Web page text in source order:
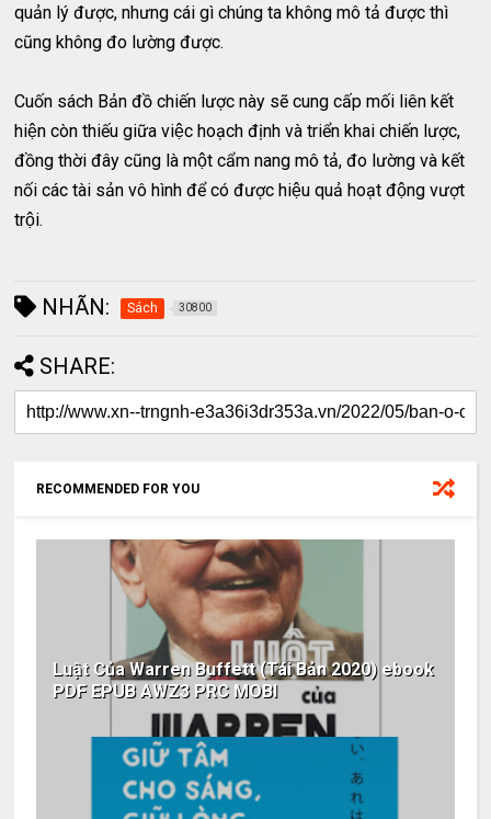
quản lý được, nhưng cái gì chúng ta không mô tả được thì
cũng không đo lường được.
Cuốn sách Bản đồ chiến lược này sẽ cung cấp mối liên kết
hiện còn thiếu giữa việc hoạch định và triển khai chiến lược,
đồng thời đây cũng là một cẩm nang mô tả, đo lường và kết
nối các tài sản vô hình để có được hiệu quả hoạt động vượt
trội.
NHÃN: Sách 30800
SHARE:
RECOMMENDED FOR YOU
Luật Của Warren Buffett (Tái Bản 2020) ebook
PDF EPUB AWZ3 PRC MOBI